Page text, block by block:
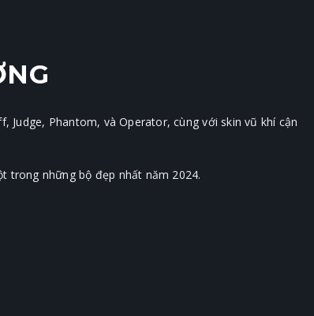
Phantom, và Operator, cùng với skin vũ khí cận
trong những bộ đẹp nhất năm 2024.